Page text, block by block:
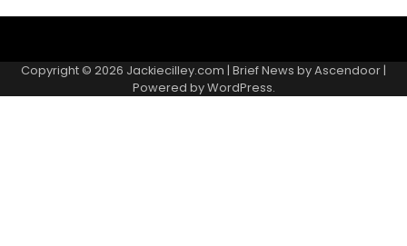
Privasi
Kami
Copyright © 2026 Jackiecilley.com | Brief News byAscendoor |
Powered byWordPress.